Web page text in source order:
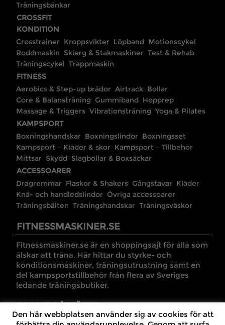
Träningsbänkar
CROSSFIT
KONDITION
Crosstrainer Kroppsvikter Löpband Motionscykel
Roddmaskin Skierg & Stakmaskiner Test & Rehab
Träningscykel Trappmaskin
FITNESS
Aerobics & Step-up brädor Airtrack Bollar
Core & Balansträning Gummiband Hopprep
Massage & Triggers Vibrationsträning Yoga & Pilates
KAMPSPORT
Boxningshandskar Boxningslindor Boxningsset
Kampsport – Kläder & skor Kampsport – Tillbehör
Mittsar Skydd Slagbollar & Boxsäckar
ACCESSOARER
Dragremmar Flaskor & Shakers Gångstavar Kläder
Knä- och handledslindor Övriga accessoarer
Träningsbälten Träningshandskar Träningsväskor
FITNESSMASKINER.SE
Fitnessmaskiner.se är en shoppingsajt för alla som
älskar att träna. Här hittar du styrke- och
konditionsmaskiner, träningsutrustning samt en
del kampsportstillbehör från flera av Sveriges
ledande träningsbutiker.
ANNAT PÅ NÄTET
Den här webbplatsen använder sig av cookies för att